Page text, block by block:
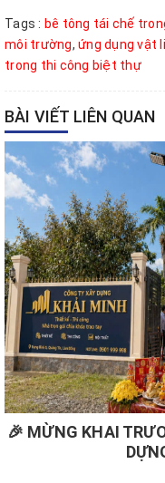
Tags : bê tông tái chế
môi trường, ứng dụng vật
trong thi công biệt thự
BÀI VIẾT LIÊN QUAN
🎉 MỪNG KHAI